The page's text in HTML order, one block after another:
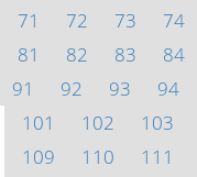
71
72 73 74
81
82 83 84
91
92 93 94
101
102 103
109
110 111